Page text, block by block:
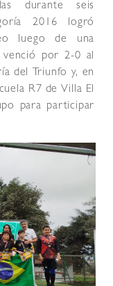
durante seis
2016 logró
luego de una
venció por 2-0 al
del Triunfo y, en
R7 de Villa El
para participar